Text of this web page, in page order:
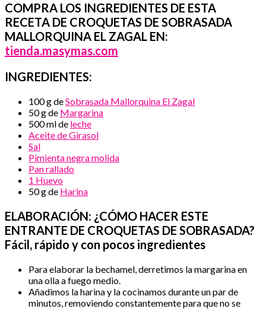
COMPRA LOS INGREDIENTES DE ESTA
RECETA DE CROQUETAS DE SOBRASADA
MALLORQUINA EL ZAGAL EN:
tienda.masymas.com
INGREDIENTES:
100 g deSobrasada Mallorquina El Zagal
50 g de Margarina
500 ml de leche
Aceite de Girasol
Sal
Pimienta negra molida
Pan rallado
1 Huevo
50 g de Harina
ELABORACIÓN: ¿CÓMO HACER ESTE
ENTRANTE DE CROQUETAS DE SOBRASADA?
Fácil, rápido y con pocos ingredientes
Para elaborar la bechamel, derretimos la margarina en
una olla a fuego medio.
Añadimos la harina y la cocinamos durante un par de
minutos, removiendo constantemente para que no se